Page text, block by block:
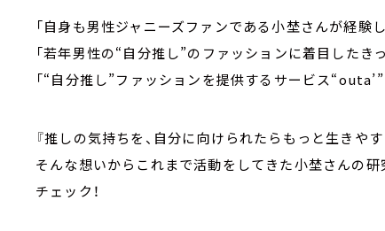
「自身も男性ジャニーズファンである小埜さんが経験
「若年男性の“自分推し”のファッションに着目したき
「“自分推し”ファッションを提供するサービス
『推しの気持ちを、自分に向けられたらもっと生きや
そんな想いからこれまで活動をしてきた小埜さんの
チェック！